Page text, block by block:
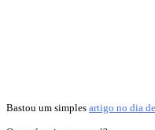
Bastou um simples artigo no dia